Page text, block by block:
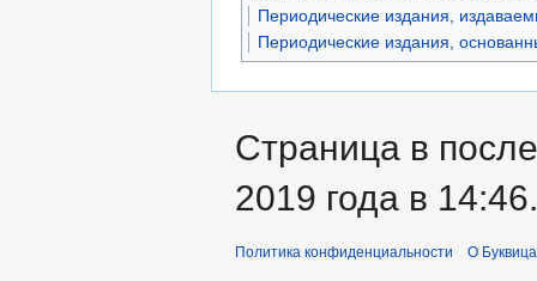
Периодические издания,
Периодические издания,
Страница в
2019 года в 14:46.
Политика конфиденциальности О Буквица